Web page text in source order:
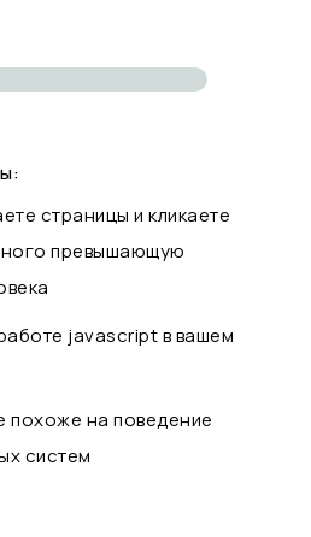
страницы и кликаете
превышающую
javascript в вашем
похоже на поведение
систем